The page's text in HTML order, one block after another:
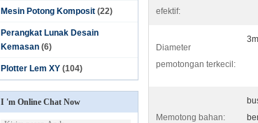
Mesin Potong Komposit (22)
Perangkat Lunak Desain
Kemasan (6)
Plotter Lem XY (104)
I 'm Online Chat Now
efektif:
Diameter
pemotongan terkecil:
Memotong bahan: